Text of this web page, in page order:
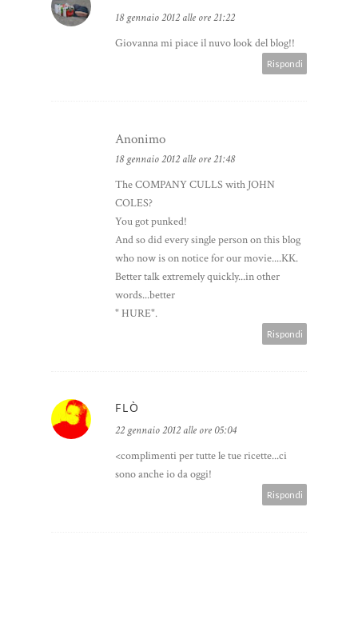
18 gennaio 2012 alle ore 21:22
Giovanna mi piace il nuvo look del blog!!
Rispondi
Anonimo
18 gennaio 2012 alle ore 21:48
The COMPANY CULLS with JOHN
COLES?
You got punked!
And so did every single person on this blog
who now is on notice for our movie....KK.
Better talk extremely quickly...in other
words...better
" HURE".
Rispondi
FLÒ
22 gennaio 2012 alle ore 05:04
<complimenti per tutte le tue ricette...ci
sono anche io da oggi!
Rispondi